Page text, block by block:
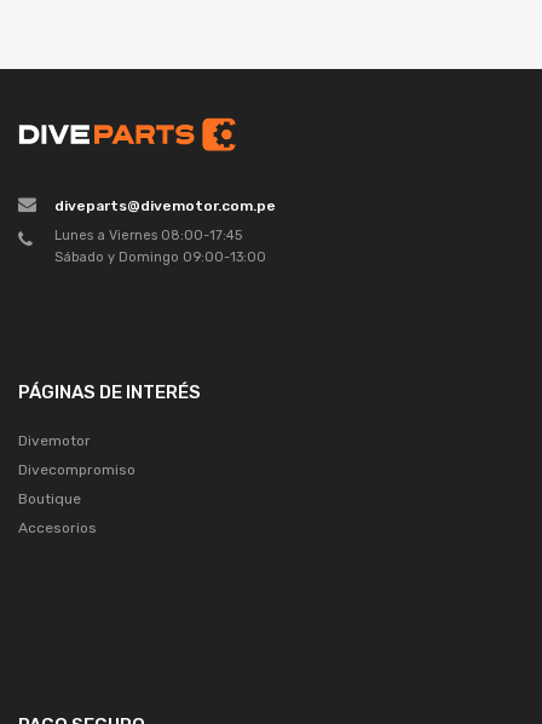
diveparts@divemotor.com.pe
Lunes a Viernes 08:00-17:45
Sábado y Domingo 09:00-13:00
PÁGINAS DE INTERÉS
Divemotor
Divecompromiso
Boutique
Accesorios